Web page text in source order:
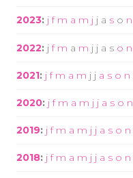
2023: j f m a m j j a s o n
2022: j f m a m j j a s o n
2021: j f m a m j j a s o n
2020: j f m a m j j a s o n
2019: j f m a m j j a s o n
2018: j f m a m j j a s o n